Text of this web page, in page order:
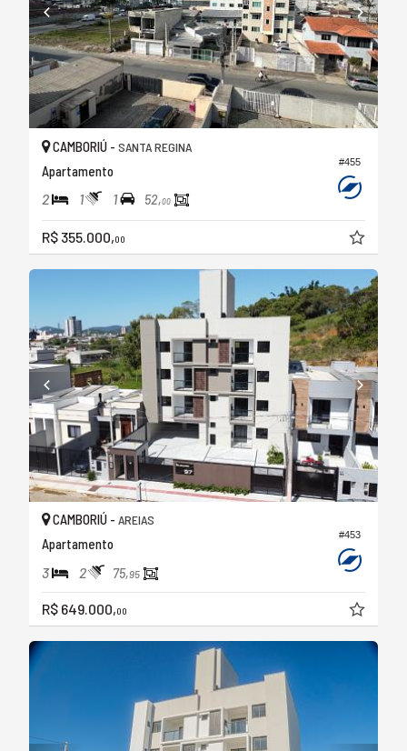
#455
CAMBORIÚ - SANTA REGINA
Apartamento
2 1 1 52,00
R$ 355.000,00
#453
CAMBORIÚ - AREIAS
Apartamento
3 2 75,95
R$ 649.000,00